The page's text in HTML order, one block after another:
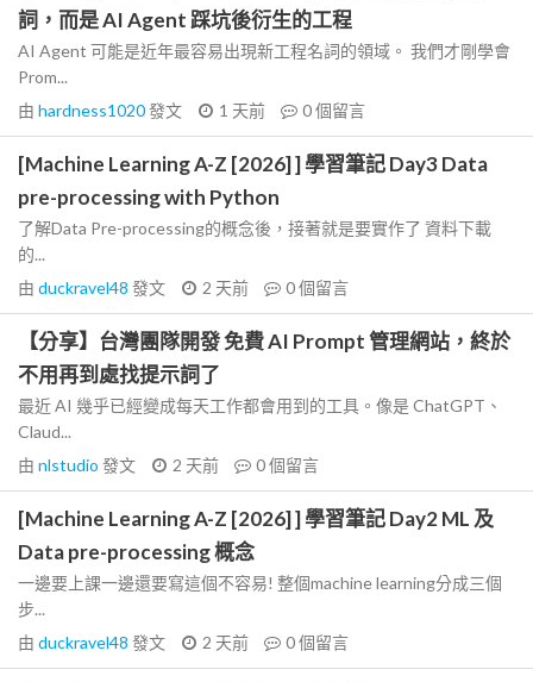
詞，而是 AI Agent 踩坑後衍生的工程
AI Agent 可能是近年最容易出現新工程名詞的領域。 我們才剛學會
Prom...
由 hardness1020發文 1 天前 0個留言
[Machine Learning A-Z [2026] ] 學習筆記 Day3 Data
pre-processing with Python
了解Data Pre-processing的概念後，接著就是要實作了 資料下載
的...
由 duckravel48 發文 2 天前 0個留言
【分享】台灣團隊開發 免費 AI Prompt 管理網站，終於
不用再到處找提示詞了
最近 AI 幾乎已經變成每天工作都會用到的工具。像是 ChatGPT、
Claud...
由 nlstudio 發文 2 天前 0個留言
[Machine Learning A-Z [2026] ] 學習筆記 Day2 ML 及
Data pre-processing 概念
一邊要上課一邊還要寫這個不容易! 整個machine learning分成三個
步...
由 duckravel48 發文 2 天前 0個留言